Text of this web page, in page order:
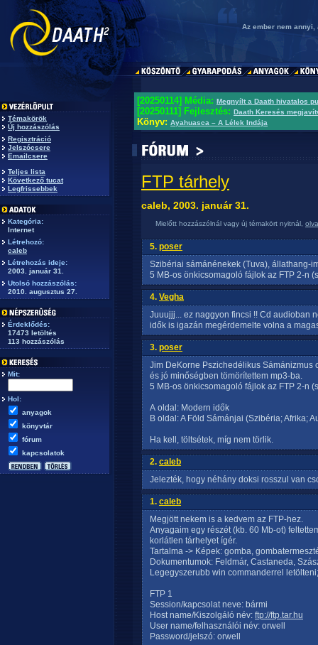
Az ember nem
Témakörök
Új hozzászólás
Regisztráció
Jelszócsere
Emailcsere
Teljes lista
Következő tucat
Legfrissebbek
Kategória:
Internet
Létrehozó:
caleb
Létrehozás ideje:
2003. január 31.
Utolsó hozzászólás:
2010. augusztus 27.
Érdeklődés:
17473 letöltés
113 hozzászólás
Mit:
Hol:
anyagok
könyvtár
fórum
kapcsolatok
[20250114] Média: Megnyílt a Daath hivatalos
[20250111] Fejlesztés: Daath Keresés
Könyv: Ayahuasca – A Lélek Indája
FTP tárhely
caleb, 2003. január 31.
Mielőtt hozzászólnál vagy új témakört nyitnál,
5. poser
Szibériai sámánénekek (Tuva), állathang-
5 MB-os önkicsomagoló fájlok az FTP 2-n
4. Vegha
Juuujjj... ez naggyon fincsi !! Cd audioban
idők is igazán megérdemelte volna a
3. poser
Jim DeKorne Pszichedélikus Sámánizmus
és jó minőségben tömörítettem mp3-ba.
5 MB-os önkicsomagoló fájlok az FTP 2-n
A oldal: Modern idők
B oldal: A Föld Sámánjai (Szibéria; Afrika;
Ha kell, töltsétek, míg nem törlik.
2. caleb
Jelezték, hogy néhány doksi rosszul van
1. caleb
Megjött nekem is a kedvem az FTP-hez.
Anyagaim egy részét (kb. 60 Mb-ot)
korlátlen tárhelyet ígér.
Tartalma -> Képek: gomba,
Dokumentumok: Feldmár, Castaneda,
Legegyszerubb win commanderrel
FTP 1
Session/kapcsolat neve: bármi
Host name/Kiszolgáló név: ftp://ftp.tar.hu
User name/felhasználói név: orwell
Password/jelszó: orwell